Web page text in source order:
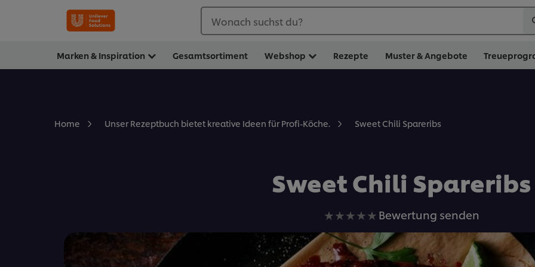
Wonach suchst du?
Marken & Inspiration Gesamtsortiment Webshop Rezepte Muster & Angebote
Home Unser Rezeptbuch bietet kreative Ideen für Profi-Köche. Sweet Chili Spareribs
Sweet Chili Spareribs
Keine
Bewertungen
für
dieses
Bewertung senden